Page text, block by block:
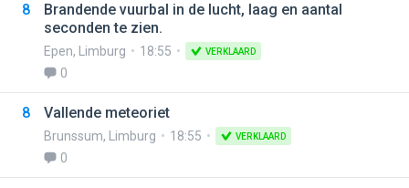
8
Brandende vuurbal in de lucht, laag en aantal
seconden te zien.
Epen, Limburg 18:55 VERKLAARD
0
8 Vallende meteoriet
Brunssum, Limburg 18:55 VERKLAARD
0